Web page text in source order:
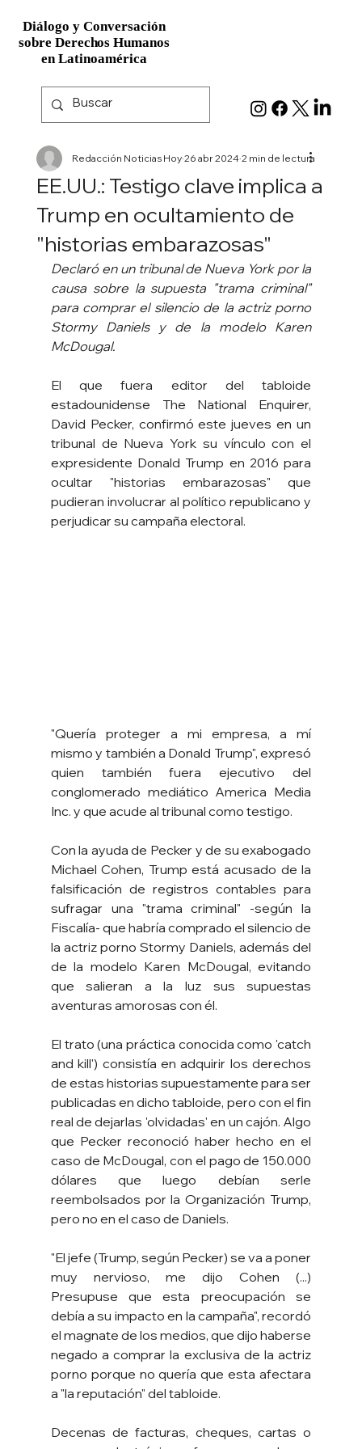
Diálogo y Conversación
sobre Derechos Humanos
en Latinoamérica
Diálogo y Conversación
sobre Derechos Humanos
en Latinoamérica
EE.UU.: Testigo clave implica a
Trump en ocultamiento de
"historias embarazosas"
Redacción Noticias Hoy 26 abr 2024 2 min de lectura
Declaró en un tribunal de Nueva York por la
causa sobre la supuesta "trama criminal"
para comprar el silencio de la actriz porno
Stormy Daniels y de la modelo Karen
McDougal.
El que fuera editor del tabloide
estadounidense The National Enquirer,
David Pecker, confirmó este jueves en un
tribunal de Nueva York su vínculo con el
expresidente Donald Trump en 2016 para
ocultar "historias embarazosas" que
pudieran involucrar al político republicano y
perjudicar su campaña electoral.
"Quería proteger a mi empresa, a mí
mismo y también a Donald Trump", expresó
quien también fuera ejecutivo del
conglomerado mediático America Media
Inc. y que acude al tribunal como testigo.
Con la ayuda de Pecker y de su exabogado
Michael Cohen, Trump está acusado de la
falsificación de registros contables para
sufragar una "trama criminal" -según la
Fiscalía- que habría comprado el silencio de
la actriz porno Stormy Daniels, además del
de la modelo Karen McDougal, evitando
que salieran a la luz sus supuestas
aventuras amorosas con él.
El trato (una práctica conocida como 'catch
and kill') consistía en adquirir los derechos
de estas historias supuestamente para ser
publicadas en dicho tabloide, pero con el fin
real de dejarlas 'olvidadas' en un cajón. Algo
que Pecker reconoció haber hecho en el
caso de McDougal, con el pago de 150.000
dólares que luego debían serle
reembolsados por la Organización Trump,
pero no en el caso de Daniels.
"El jefe (Trump, según Pecker) se va a poner
muy nervioso, me dijo Cohen (...)
Presupuse que esta preocupación se
debía a su impacto en la campaña", recordó
el magnate de los medios, que dijo haberse
negado a comprar la exclusiva de la actriz
porno porque no quería que esta afectara
a "la reputación" del tabloide.
Decenas de facturas, cheques, cartas o